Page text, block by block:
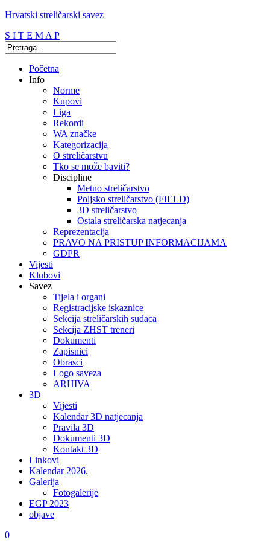
Hrvatski streličarski savez
S I T E M A P
Početna
Info
Norme
Kupovi
Liga
Rekordi
WA značke
Kategorizacija
O streličarstvu
Tko se može baviti?
Discipline
Metno streličarstvo
Poljsko streličarstvo (FIELD)
3D streličarstvo
Ostala streličarska natjecanja
Reprezentacija
PRAVO NA PRISTUP INFORMACIJAMA
GDPR
Vijesti
Klubovi
Savez
Tijela i organi
Registracijske iskaznice
Sekcija streličarskih sudaca
Sekcija ZHST treneri
Dokumenti
Zapisnici
Obrasci
Logo saveza
ARHIVA
3D
Vijesti
Kalendar 3D natjecanja
Pravila 3D
Dokumenti 3D
Kontakt 3D
Linkovi
Kalendar 2026.
Galerija
Fotogalerije
EGP 2023
objave
0